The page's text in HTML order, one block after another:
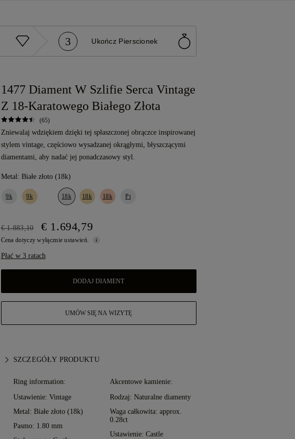
3 Ukończ Pierscionek
1477 Diament W Szlifie Serca Vintage
Z 18-Karatowego Białego Złota
(65)
Zniewalaj wdziękiem dzięki tej spłaszczonej obrączce inspirowanej
stylem vintage, częściowo wysadzanej okrągłymi, błyszczącymi
diamentami, aby nadać jej ponadczasowy styl.
Metal: Białe złoto (18k)
9k 9k 18k 18k 18k Pt
€ 1.883,10 € 1.694,79
Cena dotyczy wyłącznie ustawień.
Płać w 3 ratach
DODAJ DIAMENT
UMÓW SIĘ NA WIZYTĘ
SZCZEGÓŁY PRODUKTU
Ring information:
Ustawienie: Vintage
Metal: Białe złoto (18k)
Pasmo: 1.80 mm
Akcentowe kamienie:
Rodzaj: Naturalne diamenty
Waga całkowita: approx.
0.28ct
Ustawienie: Castle